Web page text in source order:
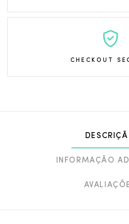
CHECKOUT
INFORMAÇÃO